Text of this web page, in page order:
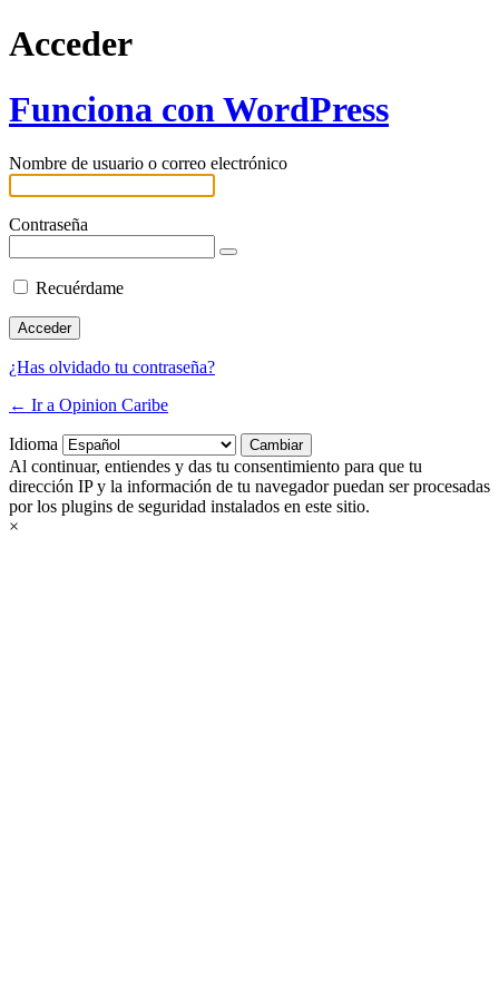
Acceder
Funciona con WordPress
Nombre de usuario o correo electrónico
Contraseña
Recuérdame
¿Has olvidado tu contraseña?
← Ir a Opinion Caribe
Idioma
Al continuar, entiendes y das tu consentimiento para que tu
dirección IP y la información de tu navegador puedan ser procesadas
por los plugins de seguridad instalados en este sitio.
×